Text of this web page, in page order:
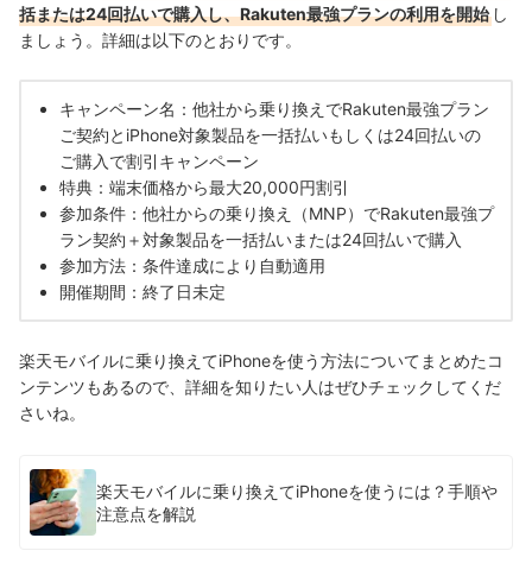
括または24回払いで購入し、Rakuten最強プランの利用を開始 し
ましょう。詳細は以下のとおりです。
キャンペーン名：他社から乗り換えでRakuten最強プラン
ご契約とiPhone対象製品を一括払いもしくは24回払いの
ご購入で割引キャンペーン
特典：端末価格から最大20,000円割引
参加条件：他社からの乗り換え（MNP）でRakuten最強プ
ラン契約＋対象製品を一括払いまたは24回払いで購入
参加方法：条件達成により自動適用
開催期間：終了日未定
楽天モバイルに乗り換えてiPhoneを使う方法についてまとめたコ
ンテンツもあるので、詳細を知りたい人はぜひチェックしてくだ
さいね。
楽天モバイルに乗り換えてiPhoneを使うには？手順や
注意点を解説